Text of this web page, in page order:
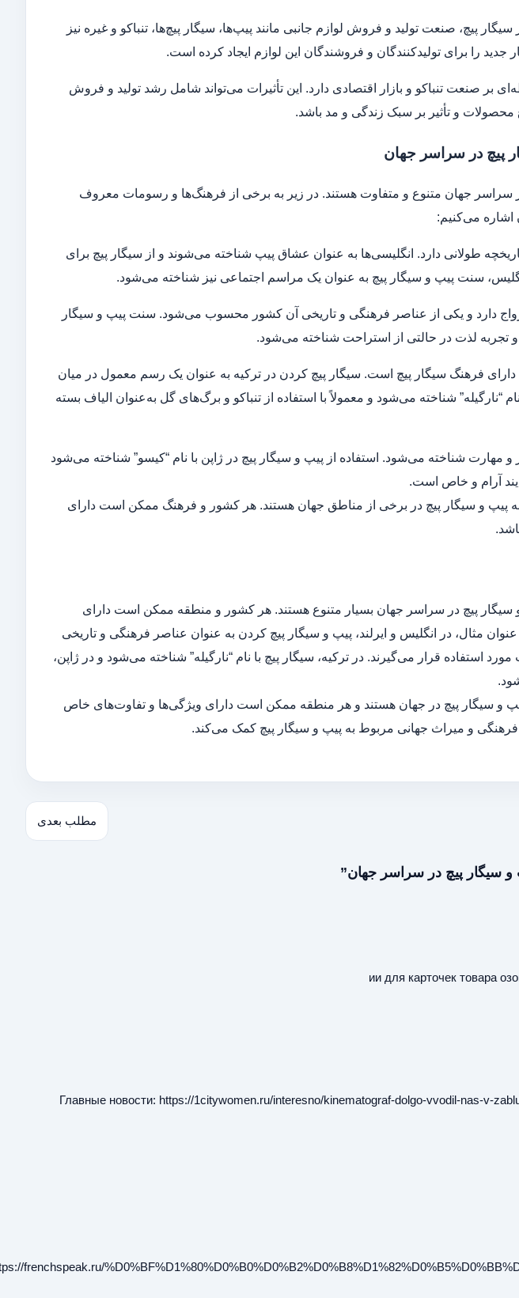
پیچ، صنعت تولید و فروش لوازم جانبی مانند پیپ‌ها، سیگار پیچ‌ها، تنباکو و غیره نیز
را برای تولیدکنندگان و فروشندگان این لوازم ایجاد کرده است.
بر صنعت تنباکو و بازار اقتصادی دارد. این تأثیرات می‌تواند شامل رشد تولید و فروش
محصولات و تأثیر بر سبک زندگی و مد باشد.
پیچ در سراسر جهان
جهان متنوع و متفاوت هستند. در زیر به برخی از فرهنگ‌ها و رسومات معروف
اشاره می‌کنیم:
طولانی دارد. انگلیسی‌ها به عنوان عشاق پیپ شناخته می‌شوند و از سیگار پیچ برای
سنت پیپ و سیگار پیچ به عنوان یک مراسم اجتماعی نیز شناخته می‌شود.
دارد و یکی از عناصر فرهنگی و تاریخی آن کشور محسوب می‌شود. سنت پیپ و سیگار
و تجربه لذت در حالتی از استراحت شناخته می‌شود.
فرهنگ سیگار پیچ است. سیگار پیچ کردن در ترکیه به عنوان یک رسم معمول در میان
“نارگیله” شناخته می‌شود و معمولاً با استفاده از تنباکو و برگ‌های گل به‌عنوان الیاف بسته
و مهارت شناخته می‌شود. استفاده از پیپ و سیگار پیچ در ژاپن با نام “کیسو” شناخته می‌شود
آرام و خاص است.
به پیپ و سیگار پیچ در برخی از مناطق جهان هستند. هر کشور و فرهنگ ممکن است دارای
پیچ در سراسر جهان بسیار متنوع هستند. هر کشور و منطقه ممکن است دارای
مثال، در انگلیس و ایرلند، پیپ و سیگار پیچ کردن به عنوان عناصر فرهنگی و تاریخی
قرار می‌گیرند. در ترکیه، سیگار پیچ با نام “نارگیله” شناخته می‌شود و در ژاپن،
و سیگار پیچ در جهان هستند و هر منطقه ممکن است دارای ویژگی‌ها و تفاوت‌های خاص
فرهنگی و میراث جهانی مربوط به پیپ و سیگار پیچ کمک می‌کند.
مطلب بعدی
ии для карточек товара
Главные новости: https://1citywomen.ru/interesno/kinematograf-dolgo-vvodil-nas-v-
frenchspeak.ru/